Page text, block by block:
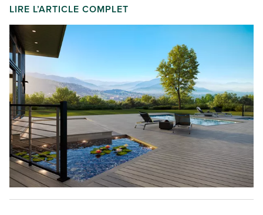
LIRE L’ARTICLE COMPLET